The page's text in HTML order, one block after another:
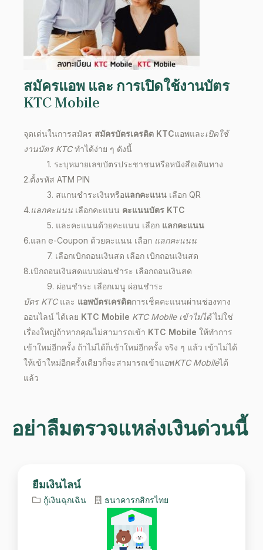
สมัครแอพ และ การเปิดใช้งานบัตร
KTC Mobile
จุดเด่นในการสมัคร สมัครบัตรเครดิต KTCแอพและเปิดใช้
งานบัตร KTCทำได้ง่าย ๆ ดังนี้
1. ระบุหมายเลขบัตรประชาชนหรือหนังสือเดินทาง
2.ตั้งรหัส ATM PIN
3. สแกนชำระเงินหรือแลกคะแนน เลือก QR
4.แลกคะแนน เลือกคะแนน คะแนนบัตร KTC
5. และคะแนนด้วยคะแนน เลือก แลกคะแนน
6.แลก e-Coupon ด้วยคะแนน เลือก แลกคะแนน
7. เลือกเบิกถอนเงินสด เลือก เบิกถอนเงินสด
8.เบิกถอนเงินสดแบบผ่อนชำระ เลือกถอนเงินสด
9. ผ่อนชำระ เลือกเมนู ผ่อนชำระ
บัตร KTCและ แอพบัตรเครดิตการเช็คคะแนนผ่านช่องทาง
ออนไลน์ได้เลย KTC Mobile KTC Mobile เข้าไม่ได้ ไม่ใช่
เรื่องใหญ่ถ้าหากคุณไม่สามารถเข้า KTC Mobile ให้ทำการ
เข้าใหม่อีกครั้ง ถ้าไม่ได้ก็เข้าใหม่อีกครั้ง จริง ๆ แล้ว เข้าไม่ได้
ให้เข้าใหม่อีกครั้งเดียวก็จะสามารถเข้าแอพKTC Mobileได้
แล้ว
อย่าลืมตรวจแหล่งเงินด่วนนี้
ยืมเงินไลน์
กู้เงินฉุกเฉิน ธนาคารกสิกรไทย